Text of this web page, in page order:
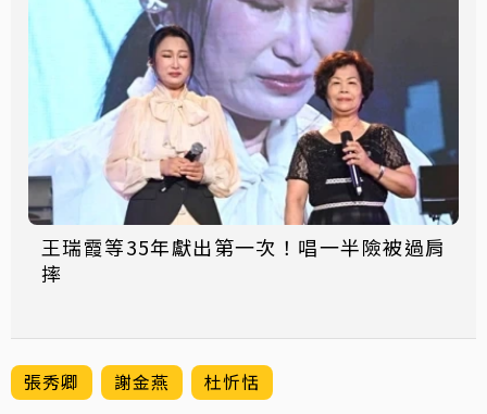
王瑞霞等35年獻出第一次！唱一半險被過肩
摔
張秀卿 謝金燕 杜忻恬